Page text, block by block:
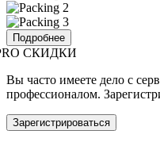
Подробнее
СКИДКИ
Вы часто имеете дело с
профессионалом.
Зарегистрироваться